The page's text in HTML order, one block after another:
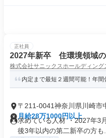
正社員
2027年新卒 住環境領域
株式会社サニックスホールディング
内定まで最短２週間可能！年
〒211-0041神奈川県川崎市
月給28万1000円以上
求めている人材 ・2027年3
後3年以内の第二新卒の方も...